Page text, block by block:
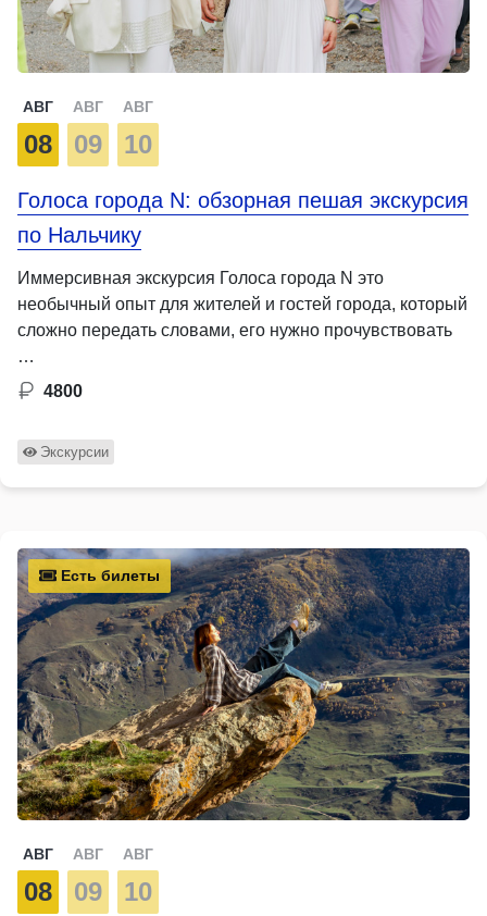
АВГ
08
АВГ
09
АВГ
10
Голоса города N: обзорная пешая экскурсия
по Нальчику
Иммерсивная экскурсия Голоса города N это
необычный опыт для жителей и гостей города, который
сложно передать словами, его нужно прочувствовать
…
4800
Экскурсии
Есть билеты
АВГ
08
АВГ
09
АВГ
10